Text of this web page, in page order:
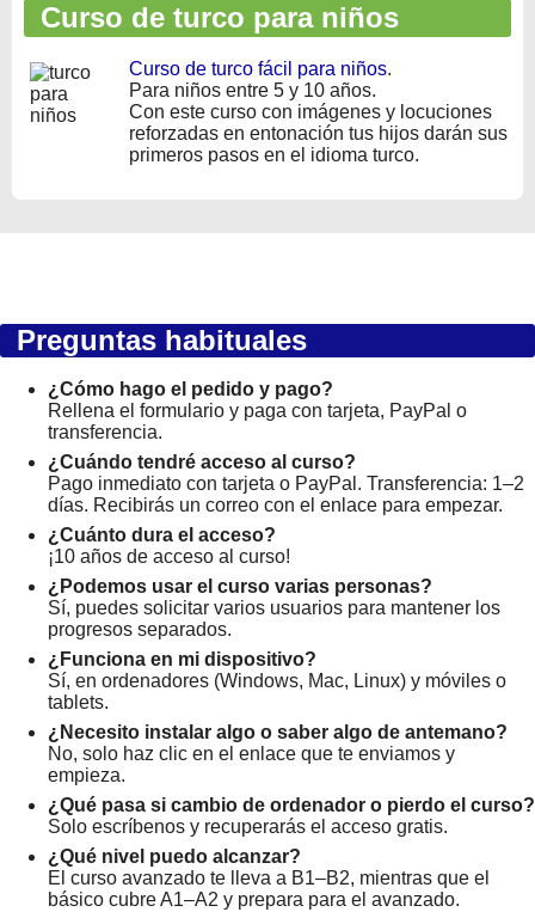
Curso de turco para niños
Curso de turco fácil para niños.
Para niños entre 5 y 10 años.
Con este curso con imágenes y locuciones
reforzadas en entonación tus hijos darán sus
primeros pasos en el idioma turco.
Preguntas habituales
¿Cómo hago el pedido y pago?
Rellena el formulario y paga con tarjeta, PayPal o
transferencia.
¿Cuándo tendré acceso al curso?
Pago inmediato con tarjeta o PayPal. Transferencia: 1–2
días. Recibirás un correo con el enlace para empezar.
¿Cuánto dura el acceso?
¡10 años de acceso al curso!
¿Podemos usar el curso varias personas?
Sí, puedes solicitar varios usuarios para mantener los
progresos separados.
¿Funciona en mi dispositivo?
Sí, en ordenadores (Windows, Mac, Linux) y móviles o
tablets.
¿Necesito instalar algo o saber algo de antemano?
No, solo haz clic en el enlace que te enviamos y
empieza.
¿Qué pasa si cambio de ordenador o pierdo el curso?
Solo escríbenos y recuperarás el acceso gratis.
¿Qué nivel puedo alcanzar?
El curso avanzado te lleva a B1–B2, mientras que el
básico cubre A1–A2 y prepara para el avanzado.